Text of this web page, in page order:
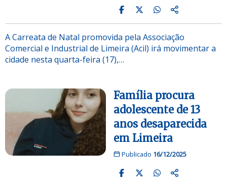
A Carreata de Natal promovida pela Associação
Comercial e Industrial de Limeira (Acil) irá movimentar a
cidade nesta quarta-feira (17),…
Família procura
adolescente de 13
anos desaparecida
em Limeira
Publicado 16/12/2025